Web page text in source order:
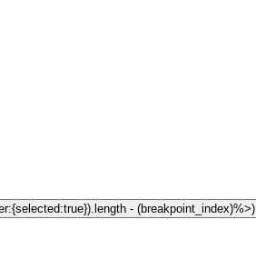
- (breakpoint_index)%>)